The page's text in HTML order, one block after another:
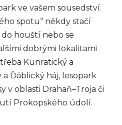
ve vašem sousedství.
spotu“ někdy stačí
do houští nebo se
dobrými lokalitami
Kunratický a
a Ďáblický háj, lesopark
v oblasti Drahaň–Troja či
Prokopského údolí.